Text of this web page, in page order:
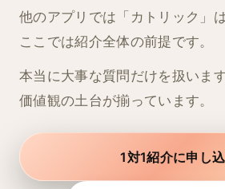
他のアプリでは「カトリック」
ここでは紹介全体の前提です。
本当に大事な質問だけを扱いま
価値観の土台が揃っています。
1対1紹介に申し